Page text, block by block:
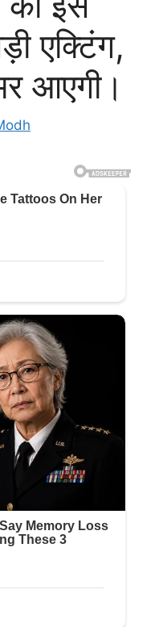
एक्टिंग,
आएगी।